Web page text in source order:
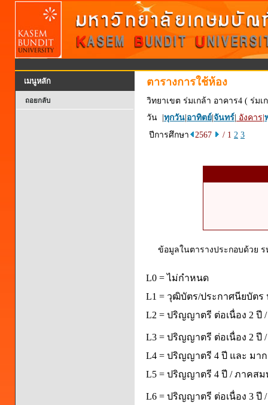
เมนูหลัก
ถอยกลับ
ตารางการใช้ห้อง
วิทยาเขต ร่มเกล้า อาคาร4 ( ร่มเ
วัน | ทุกวัน อาทิตย์ จันทร์ อังคาร
ปีการศึกษา
2567 / 1 2 3
ข้อมูลในตารางประกอบด้วย
L0 = ไม่กำหนด
L1 = วุฒิบัตร/ประกาศนียบัตร
L2 = ปริญญาตรี ต่อเนื่อง 2 ปี
L3 = ปริญญาตรี ต่อเนื่อง 2 ปี
L4 = ปริญญาตรี 4 ปี และ มา
L5 = ปริญญาตรี 4 ปี / ภาคส
L6 = ปริญญาตรี ต่อเนื่อง 3 ปี